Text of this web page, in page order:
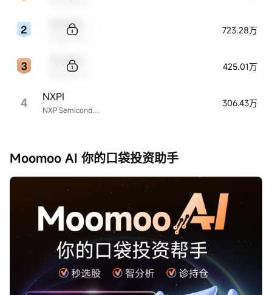
723.28万
425.01万
4 NXP Semiconductors
NXPI 306.43万
Moomoo AI 你的口袋投资助手